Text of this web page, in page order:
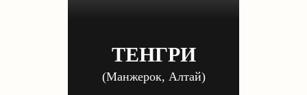
ТЕНГРИ
(Манжерок, Алтай)